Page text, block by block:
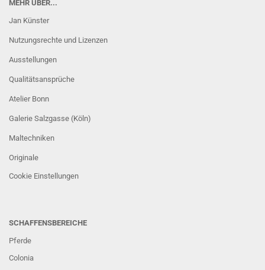
MEHR ÜBER...
Jan Künster
Nutzungsrechte und Lizenzen
Ausstellungen
Qualitätsansprüche
Atelier Bonn
Galerie Salzgasse (Köln)
Maltechniken
Originale
Cookie Einstellungen
SCHAFFENSBEREICHE
Pferde
Colonia